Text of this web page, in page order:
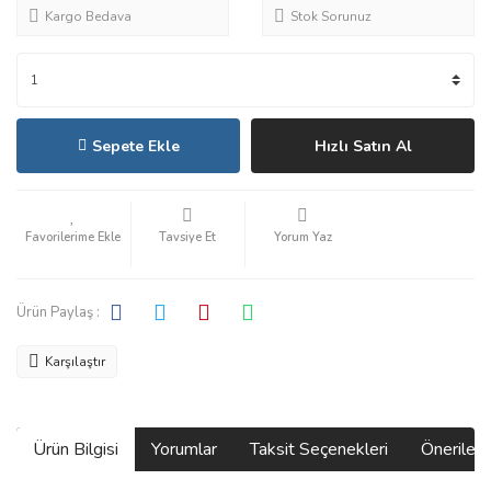
Kargo Bedava Stok Sorunuz
Sepete Ekle Hızlı Satın Al
Tavsiye Et Yorum Yaz
Ürün Paylaş :
Karşılaştır
Ürün Bilgisi Yorumlar Taksit Seçenekleri